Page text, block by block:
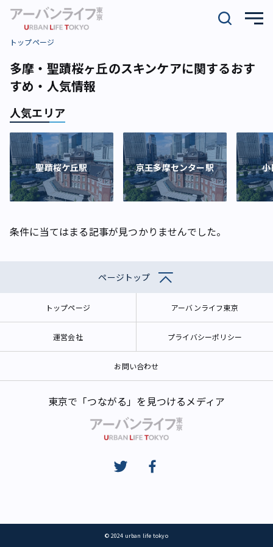
トップページ
多摩・聖蹟桜ヶ丘のスキンケアに関するおす
すめ・人気情報
人気エリア
聖蹟桜ケ丘駅 京王多摩センター駅 小
条件に当てはまる記事が見つかりませんでした。
ページトップ
トップページ アーバンライフ東京
運営会社 プライバシーポリシー
お問い合わせ
東京で「つながる」を見つけるメディア
© 2024 urban life tokyo